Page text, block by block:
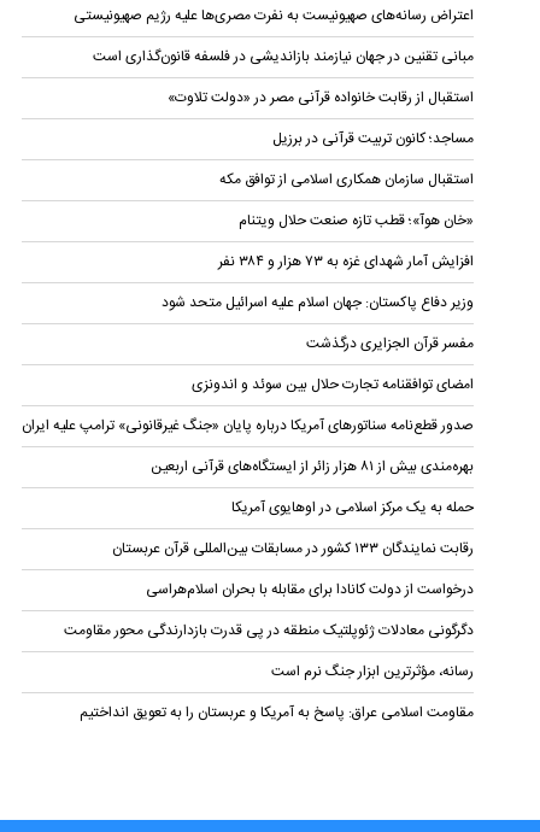
اعتراض رسانه‌های صهیونیست به نفرت مصری‌ها علیه رژیم صهیونیستی
مبانی تقنین در جهان نیازمند بازاندیشی در فلسفه قانون‌گذاری است
استقبال از رقابت خانواده قرآنی مصر در «دولت تلاوت»
مساجد؛ کانون تربیت قرآنی در برزیل
استقبال سازمان همکاری اسلامی از توافق مکه
«خان هوآ»؛ قطب تازه صنعت حلال ویتنام
افزایش آمار شهدای غزه به ۷۳ هزار و ۳۸۴ نفر
وزیر دفاع پاکستان: جهان اسلام علیه اسرائیل متحد شود
مفسر قرآن الجزایری درگذشت
امضای توافقنامه تجارت حلال بین سوئد و اندونزی
صدور قطع‌نامه سناتورهای آمریکا درباره پایان «جنگ غیرقانونی» ترامپ علیه ایران
بهره‌مندی بیش از ۸۱ هزار زائر از ایستگاه‌های قرآنی اربعین
حمله به یک مرکز اسلامی در اوهایوی آمریکا
رقابت نمایندگان ۱۳۳ کشور در مسابقات بین‌المللی قرآن عربستان
درخواست از دولت کانادا برای مقابله با بحران اسلام‌هراسی
دگرگونی معادلات ژئوپلتیک منطقه در پی قدرت بازدارندگی محور مقاومت
رسانه، مؤثرترین ابزار جنگ نرم است
مقاومت اسلامی عراق: پاسخ به آمریکا و عربستان را به تعویق انداختیم